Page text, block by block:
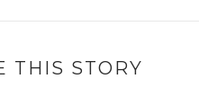
THIS STORY